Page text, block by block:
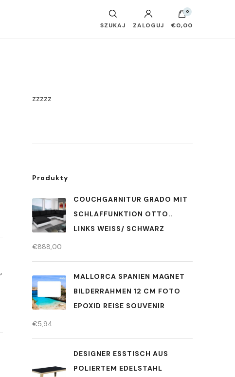
SZUKAJ ZALOGUJ
0
€0,00
,
zzzzz
Produkty
COUCHGARNITUR GRADO MIT
SCHLAFFUNKTION OTTO..
LINKS WEISS/ SCHWARZ
€888,00
MALLORCA SPANIEN MAGNET
BILDERRAHMEN 12 CM FOTO
EPOXID REISE SOUVENIR
€5,94
DESIGNER ESSTISCH AUS
POLIERTEM EDELSTAHL